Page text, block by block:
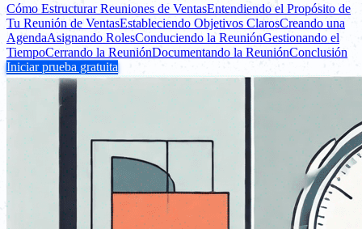
Cómo Estructurar Reuniones de VentasEntendiendo el Propósito de
Tu Reunión de VentasEstableciendo Objetivos ClarosCreando una
AgendaAsignando RolesConduciendo la ReuniónGestionando el
TiempoCerrando la ReuniónDocumentando la ReuniónConclusión
Iniciar prueba gratuita